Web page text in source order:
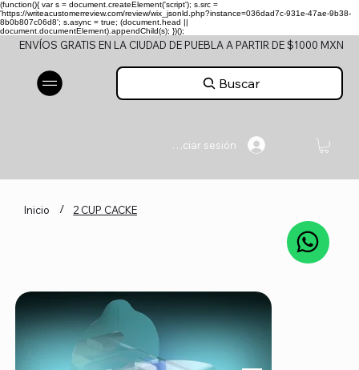
(function(){ var s = document.createElement('script'); s.src =
'https://writeacustomerreview.com/review/wix_jsonld.php?instance=036dad7c-931e-47ae-9b38-
8b0b807c06d8'; s.async = true; (document.head ||
document.documentElement).appendChild(s); })();
ENVÍOS GRATIS EN LA CIUDAD DE PUEBLA A PARTIR DE $1000 MXN
Buscar
Iniciar sesión
Inicio / 2 CUP CACKE